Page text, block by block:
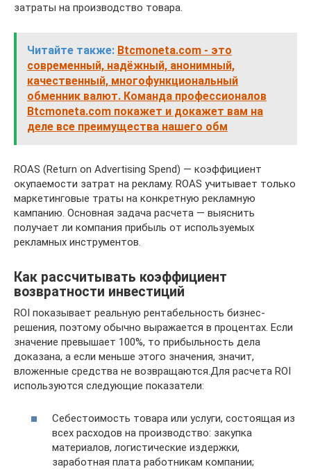
затраты на производство товара.
Читайте также: Btcmoneta.com - это
современный, надёжный, анонимный,
качественный, многофункциональный
обменник валют. Команда профессионалов
Btcmoneta.com покажет и докажет вам на
деле все преимущества нашего обм
ROAS (Return on Advertising Spend) — коэффициент
окупаемости затрат на рекламу. ROAS учитывает только
маркетинговые траты на конкретную рекламную
кампанию. Основная задача расчета — выяснить
получает ли компания прибыль от используемых
рекламных инструментов.
Как рассчитывать коэффициент
возвратности инвестиций
ROI показывает реальную рентабельность бизнес-
решения, поэтому обычно выражается в процентах. Если
значение превышает 100%, то прибыльность дела
доказана, а если меньше этого значения, значит,
вложенные средства не возвращаются.Для расчета ROI
используются следующие показатели:
Себестоимость товара или услуги, состоящая из
всех расходов на производство: закупка
материалов, логистические издержки,
заработная плата работникам компании;